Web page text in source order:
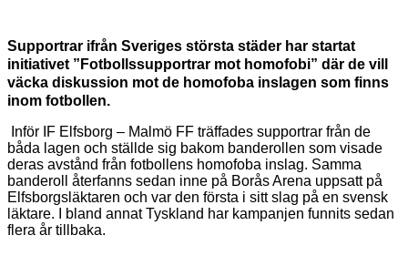
Supportrar ifrån Sveriges största städer har startat
initiativet ”Fotbollssupportrar mot homofobi” där de vill
väcka diskussion mot de homofoba inslagen som finns
inom fotbollen.
Inför IF Elfsborg – Malmö FF träffades supportrar från de
båda lagen och ställde sig bakom banderollen som visade
deras avstånd från fotbollens homofoba inslag. Samma
banderoll återfanns sedan inne på Borås Arena uppsatt på
Elfsborgsläktaren och var den första i sitt slag på en svensk
läktare. I bland annat Tyskland har kampanjen funnits sedan
flera år tillbaka.